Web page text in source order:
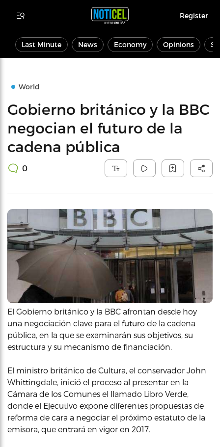
Register
Last Minute News Economy Opinions
World
Gobierno británico y la BBC
negocian el futuro de la
cadena pública
0
El Gobierno británico y la BBC afrontan desde hoy
una negociación clave para el futuro de la cadena
pública, en la que se examinarán sus objetivos, su
estructura y su mecanismo de financiación.
El ministro británico de Cultura, el conservador John
Whittingdale, inició el proceso al presentar en la
Cámara de los Comunes el llamado Libro Verde,
donde el Ejecutivo expone diferentes propuestas de
reforma de cara a negociar el próximo estatuto de la
emisora, que entrará en vigor en 2017.